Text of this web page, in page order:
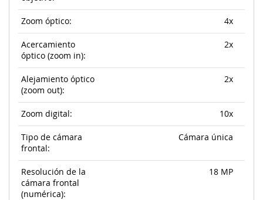
Zoom óptico: 4x
Acercamiento
óptico (zoom in):
2x
Alejamiento óptico
(zoom out):
2x
Zoom digital: 10x
Tipo de cámara
frontal:
Cámara única
Resolución de la
cámara frontal
(numérica):
18 MP